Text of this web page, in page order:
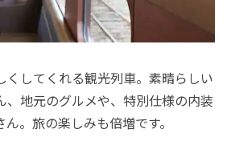
くしてくれる観光列車。素晴らしい
、地元のグルメや、特別仕様の内装
。旅の楽しみも倍増です。